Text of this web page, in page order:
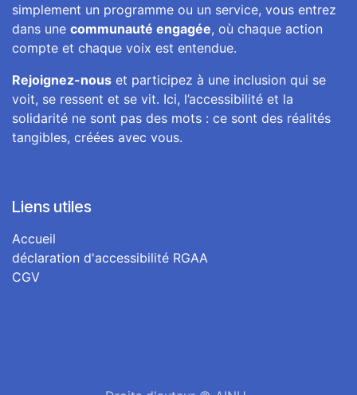
simplement un programme ou un service, vous entrez
dans une communauté engagée, où chaque action
compte et chaque voix est entendue.
Rejoignez-nous et participez à une inclusion qui se
voit, se ressent et se vit. Ici, l’accessibilité et la
solidarité ne sont pas des mots : ce sont des réalités
tangibles, créées avec vous.
Liens utiles
Accueil
déclaration d'accessibilité RGAA
CGV